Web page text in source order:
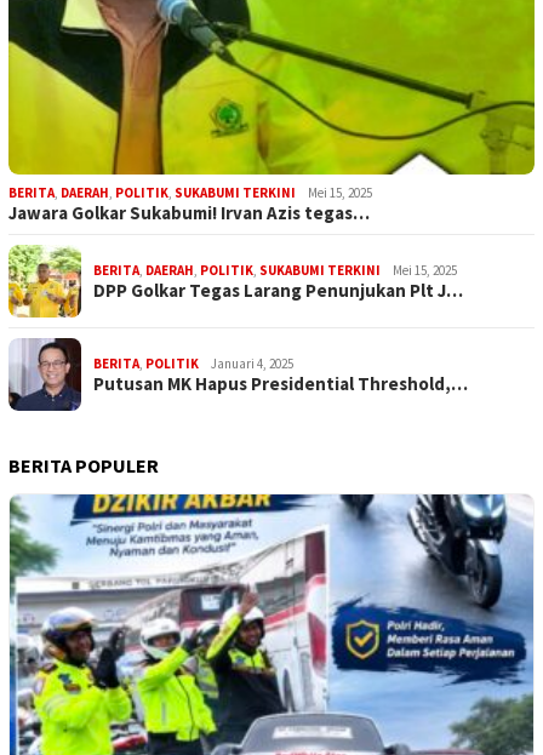
BERITA, DAERAH, POLITIK, SUKABUMI TERKINI Mei 15, 2025
Jawara Golkar Sukabumi! Irvan Azis tegas…
BERITA, DAERAH, POLITIK, SUKABUMI TERKINI Mei 15, 2025
DPP Golkar Tegas Larang Penunjukan Plt J…
BERITA, POLITIK Januari 4, 2025
Putusan MK Hapus Presidential Threshold,…
BERITA POPULER